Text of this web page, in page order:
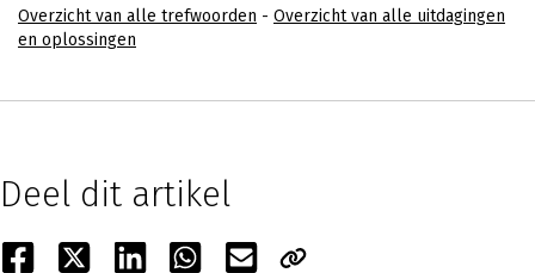
Overzicht van alle trefwoorden - Overzicht van alle uitdagingen
en oplossingen
Deel dit artikel